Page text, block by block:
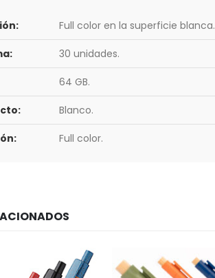
Full color en la superficie blanca.
30 unidades.
64 GB.
Blanco.
Full color.